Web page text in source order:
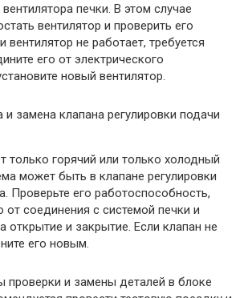
печки. В этом случае
вентилятор и проверить его
вентилятор не работает, требуется
его от электрического
новый вентилятор.
и замена клапана регулировки подачи
только горячий или только холодный
может быть в клапане регулировки
Проверьте его работоспособность,
от соединения с системой печки и
открытие и закрытие. Если клапан не
его новым.
проверки и замены деталей в блоке